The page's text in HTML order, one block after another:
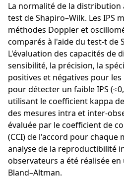
La normalité de la distribution
test de Shapiro–Wilk. Les IPS
méthodes Doppler et
comparés à l'aide du test-t de
L'évaluation des capacités de
sensibilité, la précision, la
positives et négatives pour
pour détecter un faible IPS
utilisant le coefficient kappa
des mesures intra et inter-
évaluée par le coefficient de
(CCI) de l'accord pour chaque
analyse de la reproductibilité
observateurs a été réalisée
Bland–Altman.